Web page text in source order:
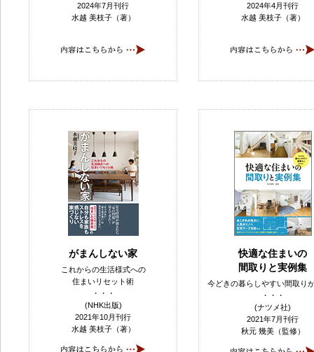
2024年7月刊行
水越 美枝子（著）
2024年4月刊行
水越 美枝子（著）
がまんしない家
これからの生活様式への
住まいリセット術
・・・
(NHK出版)
2021年10月刊行
水越 美枝子（著）
快適な住まいの
間取りと実例集
今どきの暮らしやすい間取り
・・・
(ナツメ社)
2021年7月刊行
秋元 幾美（監修）